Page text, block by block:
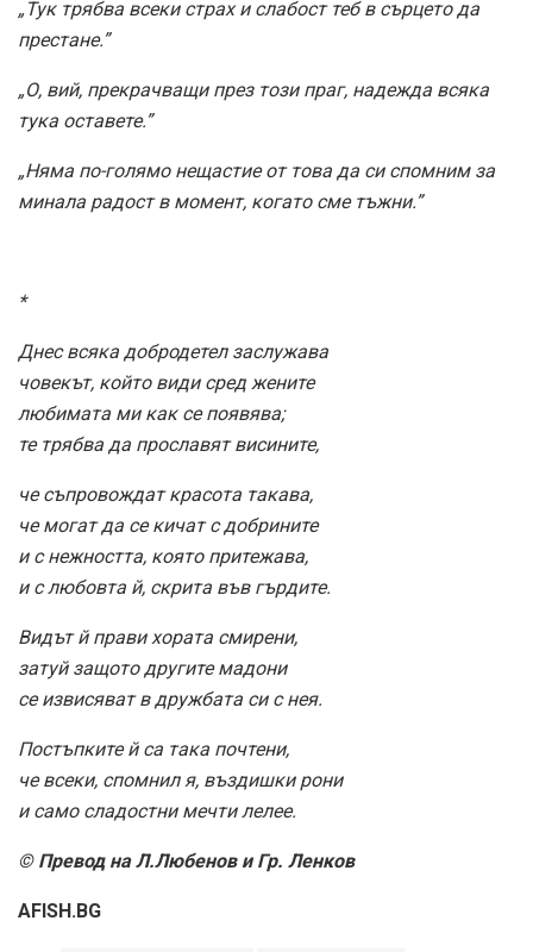
„Тук трябва всеки страх и слабост теб в сърцето да
престане.”
„О, вий, прекрачващи през този праг, надежда всяка
тука оставете.”
„Няма по-голямо нещастие от това да си спомним за
минала радост в момент, когато сме тъжни.”
*
Днес всяка добродетел заслужава
човекът, който види сред жените
любимата ми как се появява;
те трябва да прославят висините,
че съпровождат красота такава,
че могат да се кичат с добрините
и с нежността, която притежава,
и с любовта й, скрита във гърдите.
Видът й прави хората смирени,
затуй защото другите мадони
се извисяват в дружбата си с нея.
Постъпките й са така почтени,
че всеки, спомнил я, въздишки рони
и само сладостни мечти лелее.
© Превод на Л.Любенов и Гр. Ленков
AFISH.BG